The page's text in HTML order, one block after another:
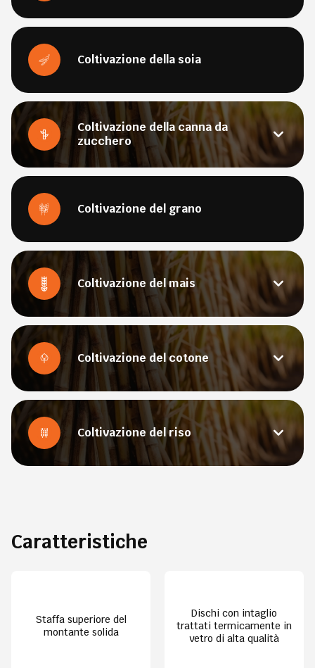
Coltivazione della soia
Coltivazione della canna da
zucchero
Coltivazione del grano
Coltivazione del mais
Coltivazione del cotone
Coltivazione del riso
Caratteristiche
Staffa superiore del
montante solida
Dischi con intaglio
trattati termicamente in
vetro di alta qualità